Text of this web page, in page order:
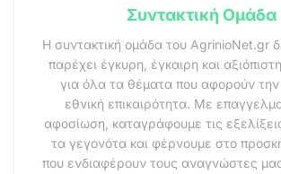
Συντακτική Ομάδα
Η συντακτική ομάδα του AgrinioNet.gr
παρέχει έγκυρη, έγκαιρη και
για όλα τα θέματα που αφορούν την
εθνική επικαιρότητα. Με
αφοσίωση, καταγράφουμε τις
τα γεγονότα και φέρνουμε στο
που ενδιαφέρουν τους αναγνώστες